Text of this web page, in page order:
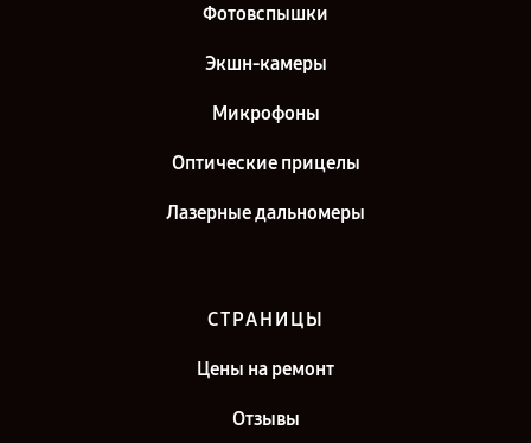
Фотовспышки
Экшн-камеры
Микрофоны
Оптические прицелы
Лазерные дальномеры
СТРАНИЦЫ
Цены на ремонт
Отзывы